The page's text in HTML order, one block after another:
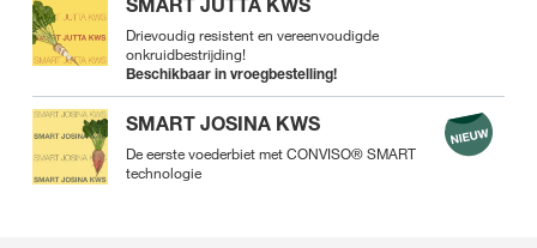
Drievoudig resistent en vereenvoudigde
onkruidbestrijding!
Beschikbaar in vroegbestelling!
SMART JOSINA KWS
De eerste voederbiet met CONVISO® SMART
technologie